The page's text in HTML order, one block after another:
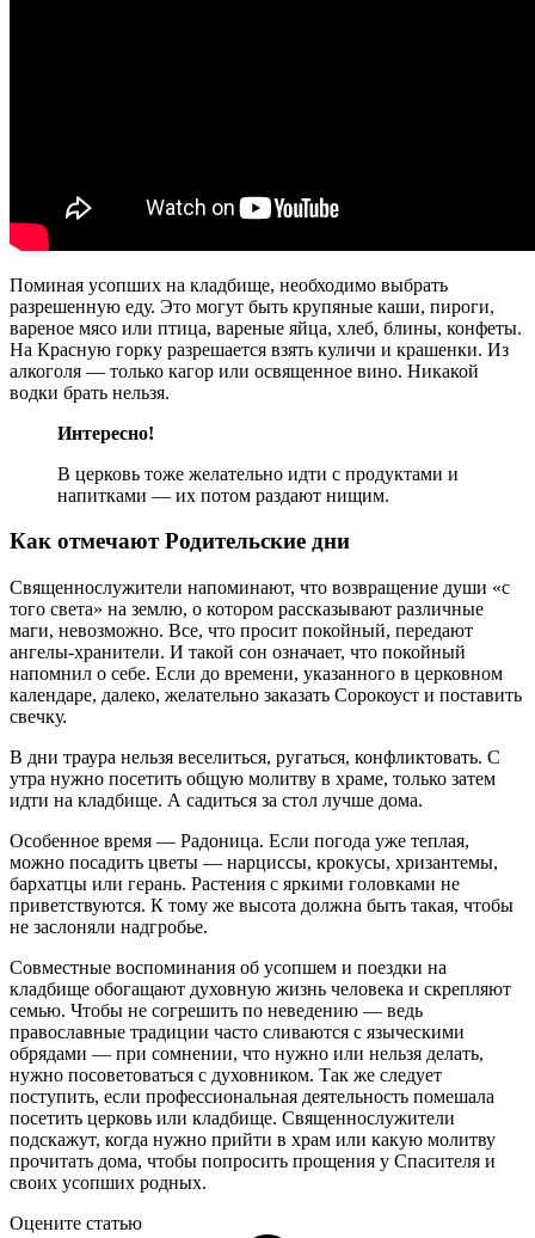
Поминая усопших на кладбище, необходимо выбрать
разрешенную еду. Это могут быть крупяные каши, пироги,
вареное мясо или птица, вареные яйца, хлеб, блины, конфеты.
На Красную горку разрешается взять куличи и крашенки. Из
алкоголя — только кагор или освященное вино. Никакой
водки брать нельзя.
Интересно!
В церковь тоже желательно идти с продуктами и
напитками — их потом раздают нищим.
Как отмечают Родительские дни
Священнослужители напоминают, что возвращение души «с
того света» на землю, о котором рассказывают различные
маги, невозможно. Все, что просит покойный, передают
ангелы-хранители. И такой сон означает, что покойный
напомнил о себе. Если до времени, указанного в церковном
календаре, далеко, желательно заказать Сорокоуст и поставить
свечку.
В дни траура нельзя веселиться, ругаться, конфликтовать. С
утра нужно посетить общую молитву в храме, только затем
идти на кладбище. А садиться за стол лучше дома.
Особенное время — Радоница. Если погода уже теплая,
можно посадить цветы — нарциссы, крокусы, хризантемы,
бархатцы или герань. Растения с яркими головками не
приветствуются. К тому же высота должна быть такая, чтобы
не заслоняли надгробье.
Совместные воспоминания об усопшем и поездки на
кладбище обогащают духовную жизнь человека и скрепляют
семью. Чтобы не согрешить по неведению — ведь
православные традиции часто сливаются с языческими
обрядами — при сомнении, что нужно или нельзя делать,
нужно посоветоваться с духовником. Так же следует
поступить, если профессиональная деятельность помешала
посетить церковь или кладбище. Священнослужители
подскажут, когда нужно прийти в храм или какую молитву
прочитать дома, чтобы попросить прощения у Спасителя и
своих усопших родных.
Оцените статью